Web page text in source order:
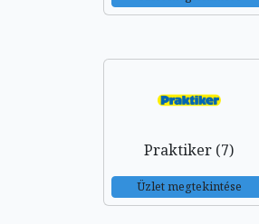
Praktiker (7)
Üzlet megtekintése